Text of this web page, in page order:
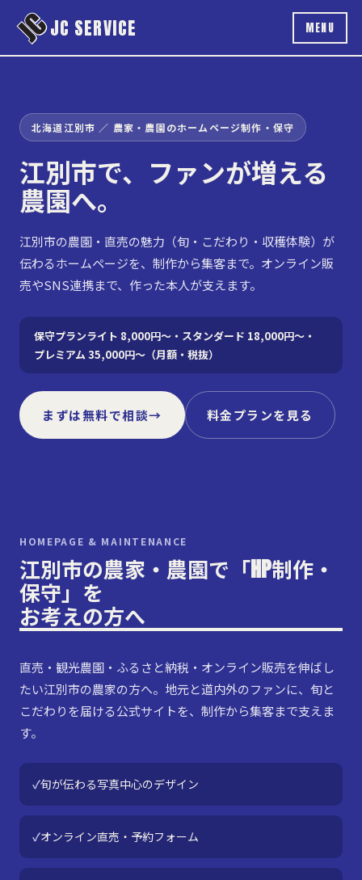
本文へスキップ
JC SERVICE MENU
北海道江別市 ／ 農家・農園のホームページ制作・保守
江別市で、ファンが増える
農園へ。
江別市の農園・直売の魅力（旬・こだわり・収穫体験）が
伝わるホームページを、制作から集客まで。オンライン販
売やSNS連携まで、作った本人が支えます。
保守プランライト 8,000円〜 ・ スタンダード 18,000円〜 ・
プレミアム 35,000円〜 （月額・税抜）
まずは無料で相談→ 料金プランを見る
HOMEPAGE & MAINTENANCE
江別市の農家・農園で「HP制作・
保守」を
お考えの方へ
直売・観光農園・ふるさと納税・オンライン販売を伸ばし
たい江別市の農家の方へ。地元と道内外のファンに、旬と
こだわりを届ける公式サイトを、制作から集客まで支えま
す。
旬が伝わる写真中心のデザイン
オンライン直売・予約フォーム